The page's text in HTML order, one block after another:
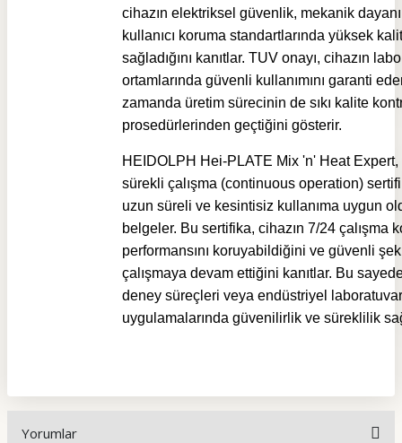
cihazın elektriksel güvenlik, mekanik
kullanıcı koruma standartlarında yüksek
sağladığını kanıtlar. TUV onayı, cihazın
ortamlarında güvenli kullanımını garanti
zamanda üretim sürecinin de sıkı kalite
prosedürlerinden geçtiğini gösterir.
HEIDOLPH Hei-PLATE Mix 'n' Heat Expert,
sürekli çalışma (continuous operation)
uzun süreli ve kesintisiz kullanıma uygun
belgeler. Bu sertifika, cihazın 7/24 çalışma
performansını koruyabildiğini ve güvenli
çalışmaya devam ettiğini kanıtlar. Bu
deney süreçleri veya endüstriyel laboratuvar
uygulamalarında güvenilirlik ve süreklilik
Yorumlar